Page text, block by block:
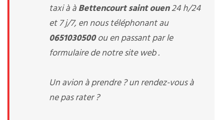
taxi à àBettencourt saint ouen24 h/24
et 7 j/7, en nous téléphonant au
0651030500ou en passant par le
formulaire de notre site web .
Un avion à prendre ? un rendez-vous à
ne pas rater ?